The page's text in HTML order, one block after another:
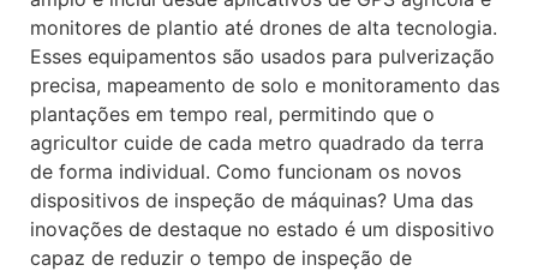
monitores de plantio até drones de alta tecnologia.
Esses equipamentos são usados para pulverização
precisa, mapeamento de solo e monitoramento das
plantações em tempo real, permitindo que o
agricultor cuide de cada metro quadrado da terra
de forma individual. Como funcionam os novos
dispositivos de inspeção de máquinas? Uma das
inovações de destaque no estado é um dispositivo
capaz de reduzir o tempo de inspeção de